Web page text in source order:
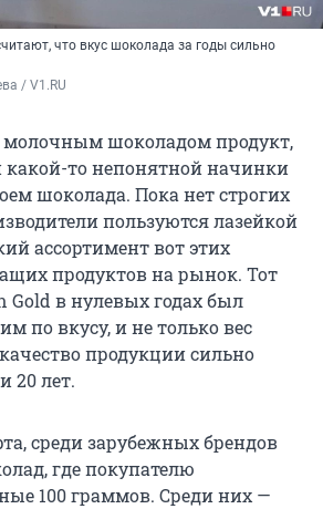
что вкус шоколада за годы сильно
/ V1.RU
молочным шоколадом продукт,
какой-то непонятной начинки
шоколада. Пока нет строгих
пользуются лазейкой
ассортимент вот этих
продуктов на рынок. Тот
Gold в нулевых годах был
по вкусу, и не только вес
продукции сильно
20 лет.
среди зарубежных брендов
где покупателю
100 граммов. Среди них —